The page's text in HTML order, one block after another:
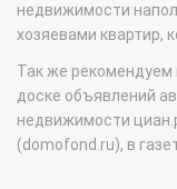
недвижимости
хозяевами квартир,
Так же
доске объявлений
недвижимости
(domofond.ru), в